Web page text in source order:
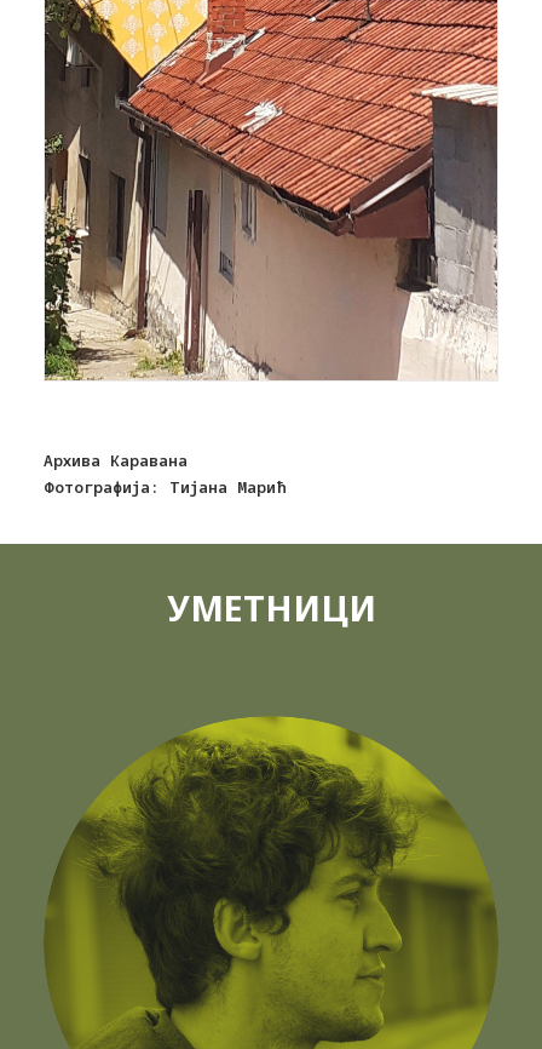
Архива Каравана
Фотографија: Тијана Марић
УМЕТНИЦИ